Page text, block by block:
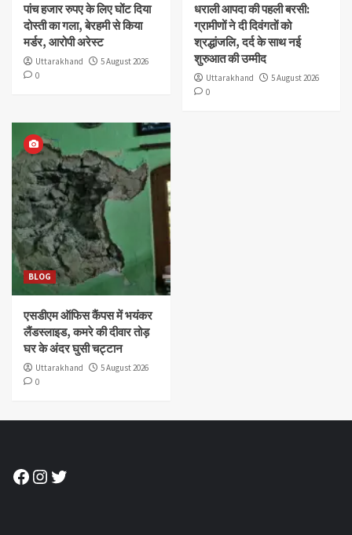
पांच हजार रुपए के लिए घोंट दिया
दोस्ती का गला, बेरहमी से किया
मर्डर, आरोपी अरेस्ट
Uttarakhand
5 August 2026
0
धराली आपदा की पहली बरसी:
ग्रामीणों ने दी दिवंगतों को
श्रद्धांजलि, दर्द के साथ नई
शुरुआत की उम्मीद
Uttarakhand
5 August 2026
0
BLOG
एसडीएम ऑफिस कैंपस में भयंकर
लैंडस्लाइड, कमरे की दीवार तोड़
घर के अंदर घुसी चट्टान
Uttarakhand
5 August 2026
0
Facebook
Instagram
Twitter